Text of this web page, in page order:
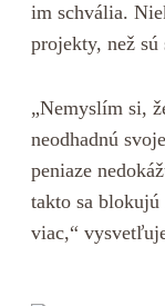
im schvália.
projekty, než
„Nemyslím si,
neodhadnú
peniaze
takto sa
viac,“